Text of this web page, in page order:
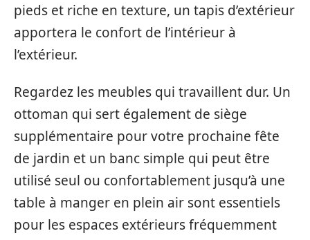
pieds et riche en texture, un tapis d’extérieur
apportera le confort de l’intérieur à
l’extérieur.
Regardez les meubles qui travaillent dur. Un
ottoman qui sert également de siège
supplémentaire pour votre prochaine fête
de jardin et un banc simple qui peut être
utilisé seul ou confortablement jusqu’à une
table à manger en plein air sont essentiels
pour les espaces extérieurs fréquemment